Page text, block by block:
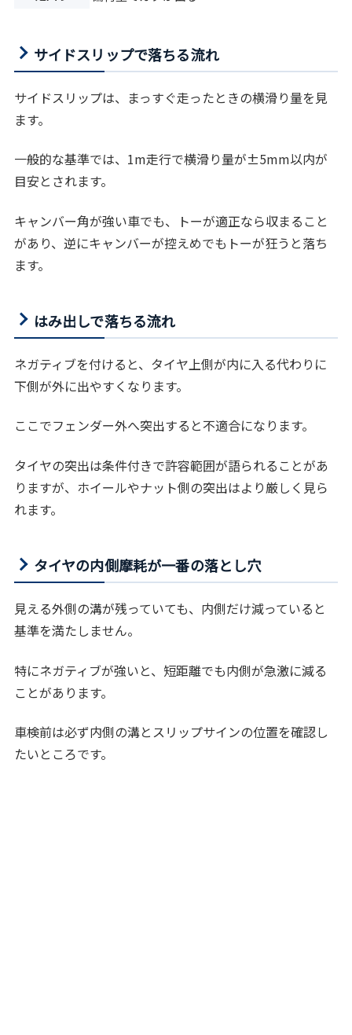
サイドスリップで落ちる流れ
サイドスリップは、まっすぐ走ったときの横滑り量を見
ます。
一般的な基準では、1m走行で横滑り量が±5mm以内が
目安とされます。
キャンバー角が強い車でも、トーが適正なら収まること
があり、逆にキャンバーが控えめでもトーが狂うと落ち
ます。
はみ出しで落ちる流れ
ネガティブを付けると、タイヤ上側が内に入る代わりに
下側が外に出やすくなります。
ここでフェンダー外へ突出すると不適合になります。
タイヤの突出は条件付きで許容範囲が語られることがあ
りますが、ホイールやナット側の突出はより厳しく見ら
れます。
タイヤの内側摩耗が一番の落とし穴
見える外側の溝が残っていても、内側だけ減っていると
基準を満たしません。
特にネガティブが強いと、短距離でも内側が急激に減る
ことがあります。
車検前は必ず内側の溝とスリップサインの位置を確認し
たいところです。